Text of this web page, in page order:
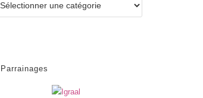
Parrainages